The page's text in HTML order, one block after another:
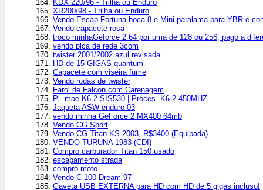
KDX 220/96 - Trilha ou Enduro
XR200/98 - Trilha ou Enduro
Vendo Escap Fortuna boca 8 e Mini paralama para YBR e
Vendo capacete rosa
troco minhaGeforce 2 64 por uma de 128 ou 256, pago a
vendo plca de rede 3com
twister 2001/2002 azul revisada
HD de 15 GIGAS quantum
Capacete com viseira fume
Vendo rodas de twister
Farol de Falcon com Carenagem
Pl. mae K6-2 SIS530 | Proces. K6-2 450MHZ
Jaqueta ASW enduro 03
vendo minha GeForce 2 MX400 64mb
Vendo CG Sport
Vendo CG Titan KS 2003, R$3400 (Equipada)
VENDO TURUNA 1983 (CDI)
Compro carburador Titan 150 usado
escapamento strada
compro moto
Vendo C-100 Dream 97
Gaveta USB EXTERNA para HD com HD de 5 gigas incluso!